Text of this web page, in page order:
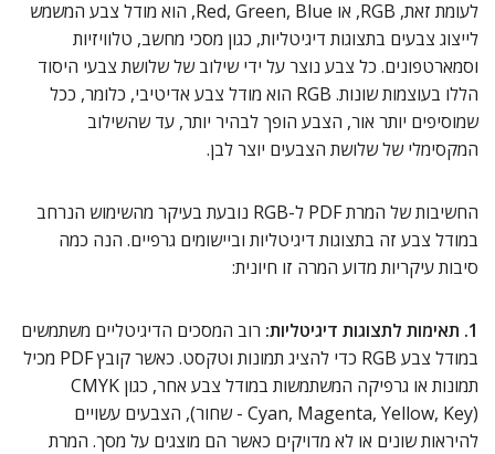
לעומת זאת, RGB, או Red, Green, Blue, הוא מודל צבע המשמש
לייצוג צבעים בתצוגות דיגיטליות, כגון מסכי מחשב, טלוויזיות
וסמארטפונים. כל צבע נוצר על ידי שילוב של שלושת צבעי היסוד
הללו בעוצמות שונות. RGB הוא מודל צבע אדיטיבי, כלומר, ככל
שמוסיפים יותר אור, הצבע הופך לבהיר יותר, עד שהשילוב
המקסימלי של שלושת הצבעים יוצר לבן.
החשיבות של המרת PDF ל-RGB נובעת בעיקר מהשימוש הנרחב
במודל צבע זה בתצוגות דיגיטליות וביישומים גרפיים. הנה כמה
סיבות עיקריות מדוע המרה זו חיונית:
1. תאימות לתצוגות דיגיטליות:
רוב המסכים הדיגיטליים משתמשים
במודל צבע RGB כדי להציג תמונות וטקסט. כאשר קובץ PDF מכיל
תמונות או גרפיקה המשתמשות במודל צבע אחר, כגון CMYK
(Cyan, Magenta, Yellow, Key - שחור), הצבעים עשויים
להיראות שונים או לא מדויקים כאשר הם מוצגים על מסך. המרת